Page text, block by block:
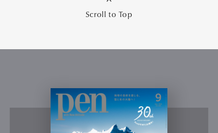
Scroll to Top